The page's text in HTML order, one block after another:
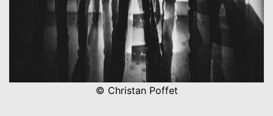
© Christan Poffet